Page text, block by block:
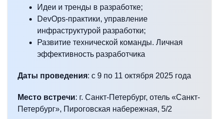
Идеи и тренды в разработке;
DevOps-практики, управление
инфраструктурой разработки;
Развитие технической команды. Личная
эффективность разработчика
Даты проведения: с 9 по 11 октября 2025 года
Место встречи: г. Санкт-Петербург, отель «Санкт-
Петербург», Пироговская набережная, 5/2